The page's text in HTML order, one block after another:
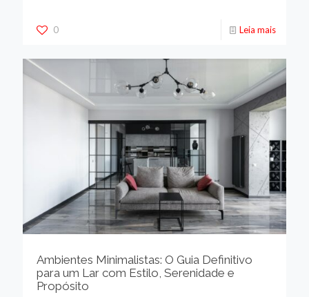
0 Leia mais
Ambientes Minimalistas: O Guia Definitivo
para um Lar com Estilo, Serenidade e
Propósito